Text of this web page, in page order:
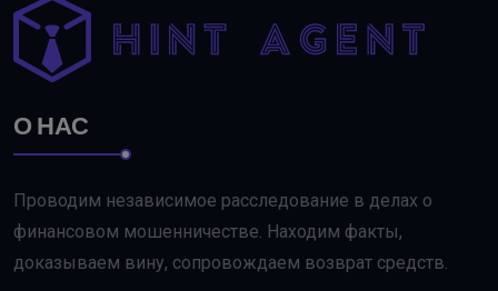
О НАС
Проводим независимое расследование в делах о
финансовом мошенничестве. Находим факты,
доказываем вину, сопровождаем возврат средств.